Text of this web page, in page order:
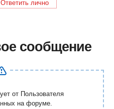
Ответить лично
сообщение
от Пользователя
на форуме.